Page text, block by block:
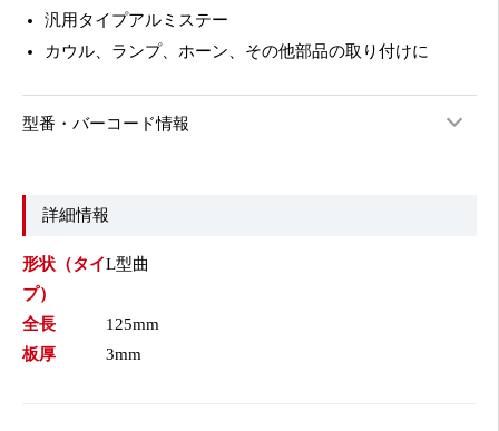
汎用タイプアルミステー
カウル、ランプ、ホーン、その他部品の取り付けに
型番・バーコード情報
詳細情報
形状（タイ
プ）
L型曲
全長
125mm
板厚
3mm